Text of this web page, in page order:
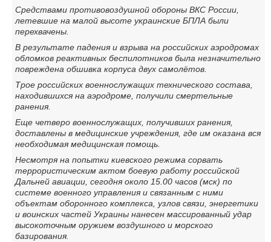
Средствами противовоздушной обороны ВКС России,
летевшие на малой высоте украинские БПЛА были
перехвачены.
В результате падения и взрыва на российских аэродромах
обломков реактивных беспилотников была незначительно
повреждена обшивка корпуса двух самолётов.
Трое российских военнослужащих технического состава,
находившихся на аэродроме, получили смертельные
ранения.
Еще четверо военнослужащих, получивших ранения,
доставлены в медицинские учреждения, где им оказана вся
необходимая медицинская помощь.
Несмотря на попытки киевского режима сорвать
террористическим актом боевую работу российской
Дальней авиации, сегодня около 15.00 часов (мск) по
системе военного управления и связанным с ними
объектам оборонного комплекса, узлов связи, энергетики
и воинских частей Украины нанесен массированный удар
высокоточным оружием воздушного и морского
базирования.